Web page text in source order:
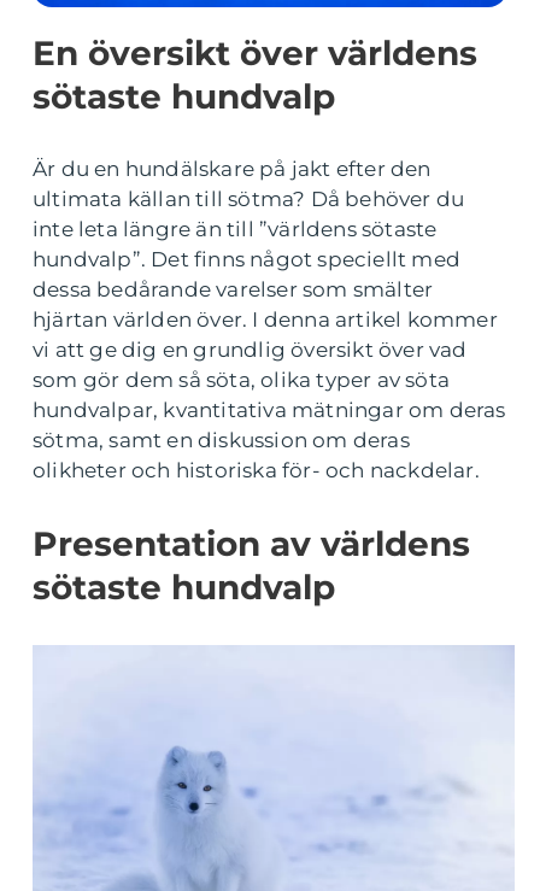
En översikt över världens
sötaste hundvalp
Är du en hundälskare på jakt efter den
ultimata källan till sötma? Då behöver du
inte leta längre än till ”världens sötaste
hundvalp”. Det finns något speciellt med
dessa bedårande varelser som smälter
hjärtan världen över. I denna artikel kommer
vi att ge dig en grundlig översikt över vad
som gör dem så söta, olika typer av söta
hundvalpar, kvantitativa mätningar om deras
sötma, samt en diskussion om deras
olikheter och historiska för- och nackdelar.
Presentation av världens
sötaste hundvalp